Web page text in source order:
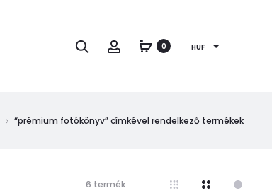
Keresés 0 HUF
“prémium fotókönyv” címkével rendelkező termékek
6 termékMind